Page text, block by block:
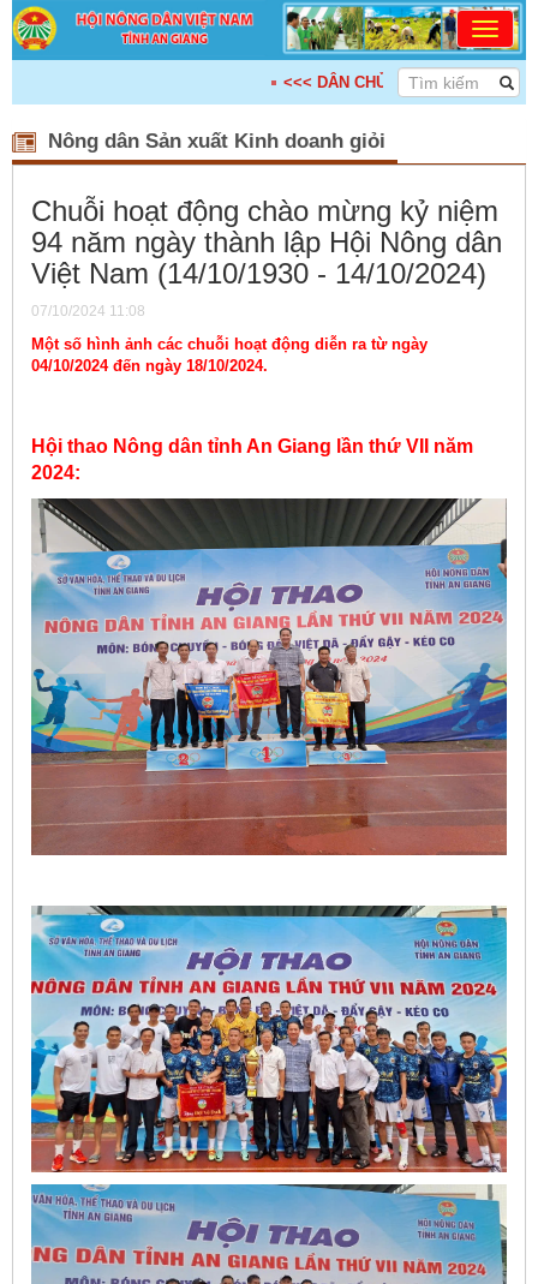
<<< DÂN CHỦ - ĐOÀN KẾT - KẾ NỐI - HỢP
Nông dân Sản xuất Kinh doanh giỏi
Chuỗi hoạt động chào mừng kỷ niệm
94 năm ngày thành lập Hội Nông dân
Việt Nam (14/10/1930 - 14/10/2024)
07/10/2024 11:08
Một số hình ảnh các chuỗi hoạt động diễn ra từ ngày
04/10/2024 đến ngày 18/10/2024.
Hội thao Nông dân tỉnh An Giang lần thứ VII năm
2024: